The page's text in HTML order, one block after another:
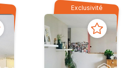
Exclusivité